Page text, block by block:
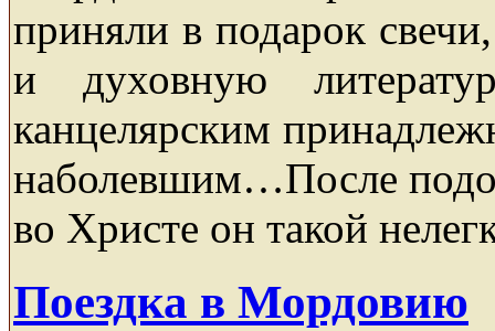
приняли в подарок
и духовную
канцелярским
наболевшим…После
во Христе он такой
Поездка в Мордовию